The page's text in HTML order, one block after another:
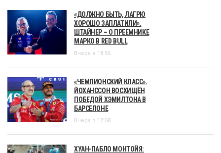
«ДОЛЖНО БЫТЬ, ЛАГРЮ
ХОРОШО ЗАПЛАТИЛИ».
ШТАЙНЕР – О ПРЕЕМНИКЕ
МАРКО В RED BULL
Вчера в 18:55
«ЧЕМПИОНСКИЙ КЛАСС».
ЙОХАНССОН ВОСХИЩЁН
ПОБЕДОЙ ХЭМИЛТОНА В
БАРСЕЛОНЕ
Вчера в 17:58
ХУАН-ПАБЛО МОНТОЙЯ: